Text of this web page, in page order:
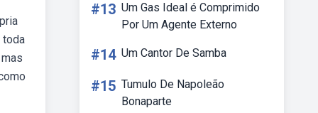
toda
#13 Um Gas Ideal é Comprimido
Por Um Agente Externo
#14 Um Cantor De Samba
#15 Tumulo De Napoleão
Bonaparte